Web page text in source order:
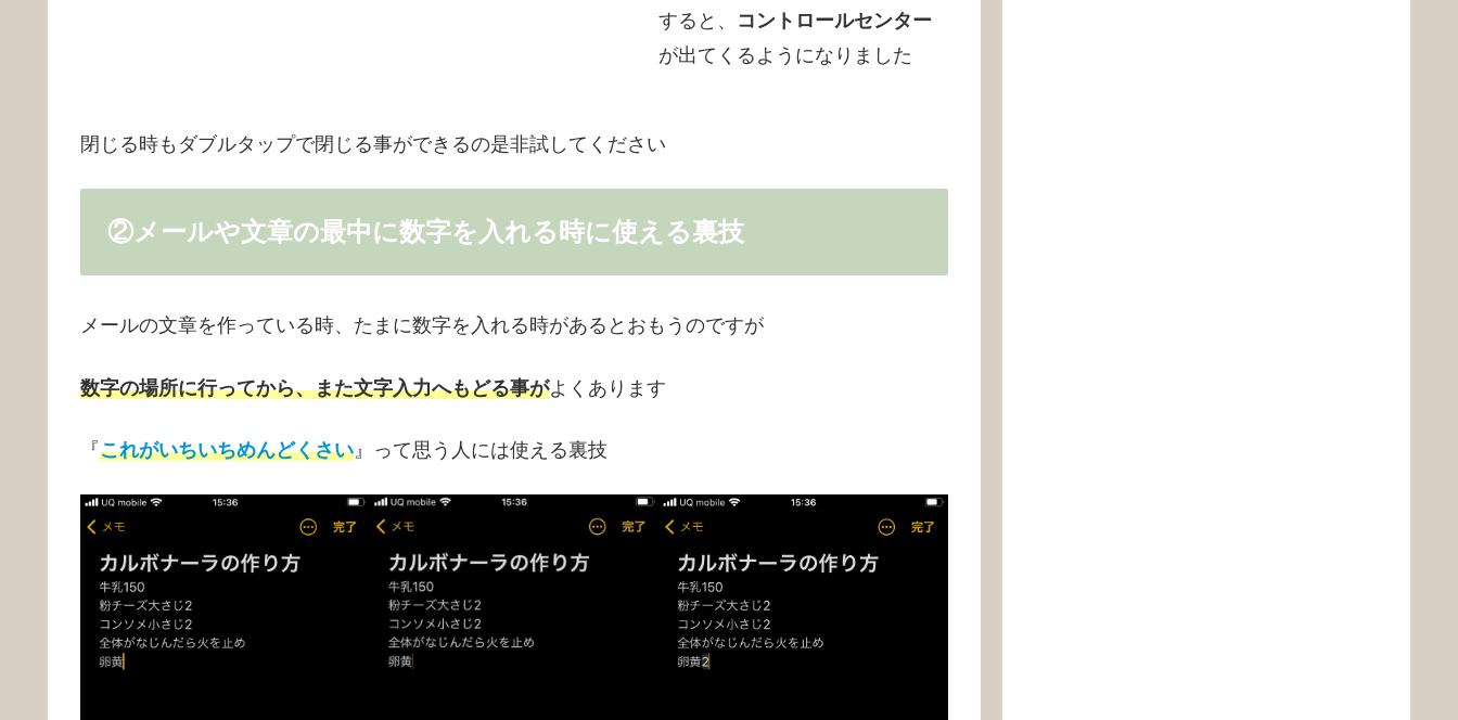
すると、 コントロールセンター
が出てくるようになりました
閉じる時もダブルタップで閉じる事ができるの是非試してください
②メールや文章の最中に数字を入れる時に使える裏技
メールの文章を作っている時、たまに数字を入れる時があるとおもうのですが
数字の場所に行ってから、また文字入力へもどる事がよくあります
『これがいちいちめんどくさい 』って思う人には使える裏技